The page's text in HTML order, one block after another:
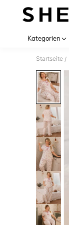
Kategorien
Startseite /